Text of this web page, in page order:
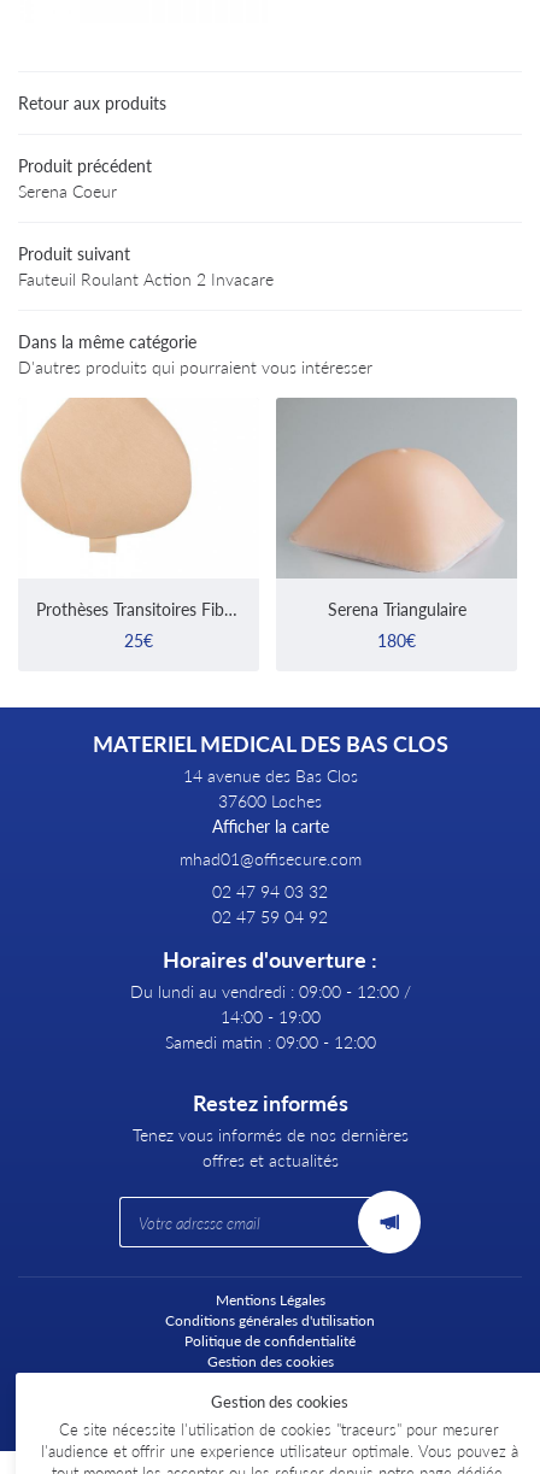
Retour aux produits
Produit précédent
Serena Coeur
Produit suivant
Fauteuil Roulant Action 2 Invacare
Dans la même catégorie
D'autres produits qui pourraient vous intéresser
Prothèses Transitoires Fiberfill
25€
Serena Triangulaire
180€
MATERIEL MEDICAL DES BAS CLOS
14 avenue des Bas Clos
37600 Loches
Afficher la carte
02 47 94 03 32
02 47 59 04 92
Horaires d'ouverture :
Du lundi au vendredi : 09:00 - 12:00 /
14:00 - 19:00
Samedi matin : 09:00 - 12:00
Restez informés
Tenez vous informés de nos dernières
offres et actualités
Mentions Légales
Conditions générales d'utilisation
Politique de confidentialité
Gestion des cookies
Gestion des cookies
Ce site nécessite l'utilisation de cookies "traceurs" pour mesurer
l'audience et offrir une experience utilisateur optimale. Vous pouvez à